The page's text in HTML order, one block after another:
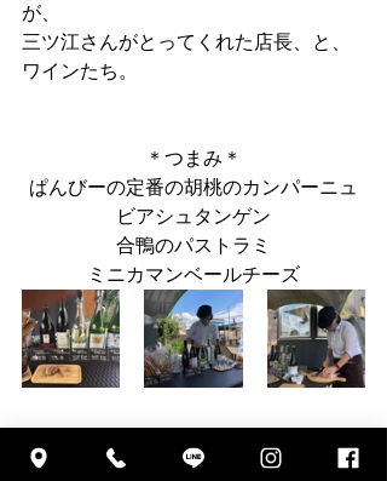
が、
三ツ江さんがとってくれた店長、と、
ワインたち。
＊つまみ＊
ぱんびーの定番の胡桃のカンパーニュ
ビアシュタンゲン
合鴨のパストラミ
ミニカマンベールチーズ